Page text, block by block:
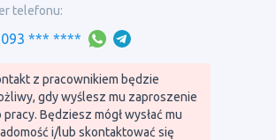
telefonu:
093 *** ****
z pracownikiem będzie
gdy wyślesz mu zaproszenie
pracy. Będziesz mógł wysłać mu
i/lub skontaktować się